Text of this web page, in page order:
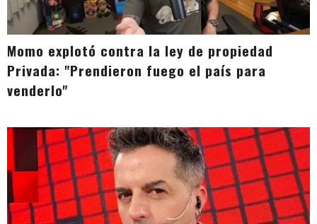
Momo explotó contra la ley de propiedad
Privada: "Prendieron fuego el país para
venderlo"